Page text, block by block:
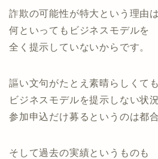
詐欺の可能性が特大という理由は
何といってもビジネスモデルを
全く提示していないからです。
謳い文句がたとえ素晴らしくても
ビジネスモデルを提示しない状況
参加申込だけ募るというのは都
そして過去の実績というものも